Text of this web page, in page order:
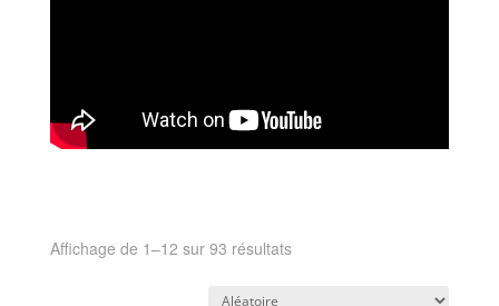
Affichage de 1–12 sur 93 résultats